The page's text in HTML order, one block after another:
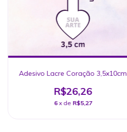
Adesivo Lacre Coração 3,5x10cm
R$26,26
6 x de R$5,27